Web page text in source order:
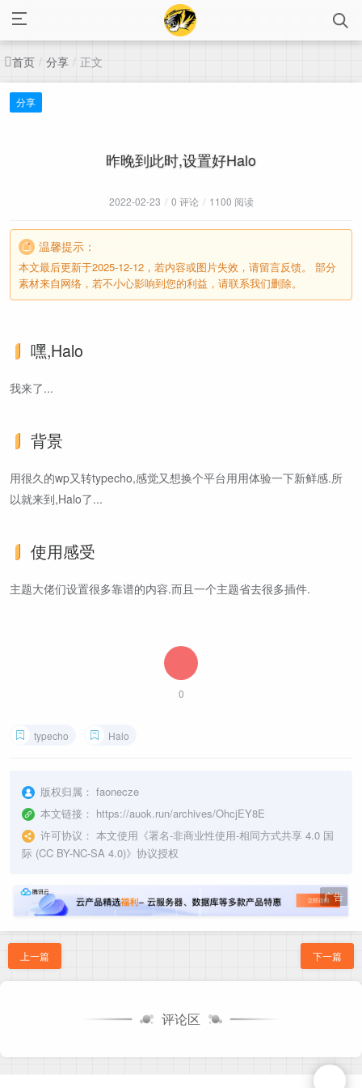
首页 / 分享 / 正文
分享
昨晚到此时,设置好Halo
2022-02-23 / 0 评论 / 1100 阅读
温馨提示：
本文最后更新于2025-12-12，若内容或图片失效，请留言反馈。 部分
素材来自网络，若不小心影响到您的利益，请联系我们删除。
嘿,Halo
我来了...
背景
用很久的wp又转typecho,感觉又想换个平台用用体验一下新鲜感.所
以就来到,Halo了...
使用感受
主题大佬们设置很多靠谱的内容.而且一个主题省去很多插件.
0
typecho Halo
版权归属： faonecze
本文链接： https://auok.run/archives/OhcjEY8E
许可协议： 本文使用《署名-非商业性使用-相同方式共享 4.0 国
际 (CC BY-NC-SA 4.0)》协议授权
广告
上一篇 下一篇
评论区